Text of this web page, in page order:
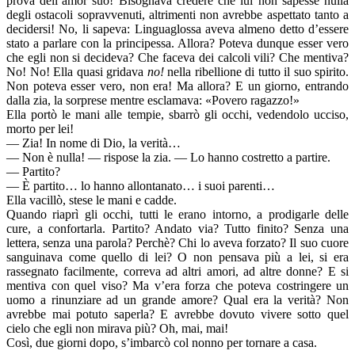
degli ostacoli sopravvenuti, altrimenti non avrebbe aspettato tanto a
decidersi! No, li sapeva: Linguaglossa aveva almeno detto d’essere
stato a parlare con la principessa. Allora? Poteva dunque esser vero
che egli non si decideva? Che faceva dei calcoli vili? Che mentiva?
No! No! Ella quasi gridava no!nella ribellione di tutto il suo spirito.
Non poteva esser vero, non era! Ma allora? E un giorno, entrando
dalla zia, la sorprese mentre esclamava: «Povero ragazzo!»
Ella portò le mani alle tempie, sbarrò gli occhi, vedendolo ucciso,
morto per lei!
— Zia! In nome di Dio, la verità…
— Non è nulla! — rispose la zia. — Lo hanno costretto a partire.
— Partito?
— È partito… lo hanno allontanato… i suoi parenti…
Ella vacillò, stese le mani e cadde.
Quando riaprì gli occhi, tutti le erano intorno, a prodigarle delle
cure, a confortarla. Partito? Andato via? Tutto finito? Senza una
lettera, senza una parola? Perchè? Chi lo aveva forzato? Il suo cuore
sanguinava come quello di lei? O non pensava più a lei, si era
rassegnato facilmente, correva ad altri amori, ad altre donne? E si
mentiva con quel viso? Ma v’era forza che poteva costringere un
uomo a rinunziare ad un grande amore? Qual era la verità? Non
avrebbe mai potuto saperla? E avrebbe dovuto vivere sotto quel
cielo che egli non mirava più? Oh, mai, mai!
Così, due giorni dopo, s’imbarcò col nonno per tornare a casa.